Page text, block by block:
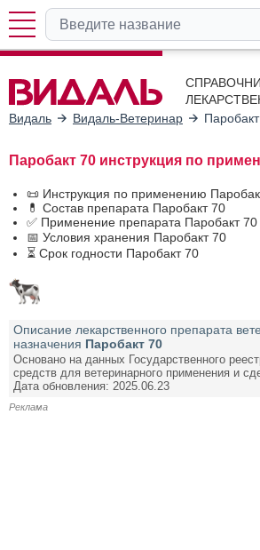
Видаль
Видаль-Ветеринар
Паробакт 70 инструкция по
📜 Инструкция по применению
💊 Состав препарата Паробакт 70
✅ Применение препарата Паробакт 70
📅 Условия хранения Паробакт 70
⏳ Срок годности Паробакт 70
Описание лекарственного препарата
назначения Паробакт 70
Основано на данных Государственного
средств для ветеринарного применения и
Дата обновления: 2025.06.23
Реклама